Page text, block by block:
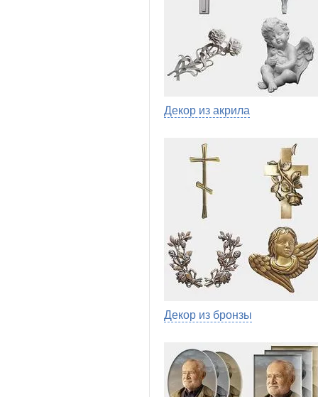
Декор из акрила
Декор из бронзы